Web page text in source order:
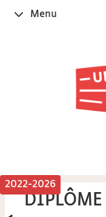
OuvrirMenu
2022-2026
DIPLÔME